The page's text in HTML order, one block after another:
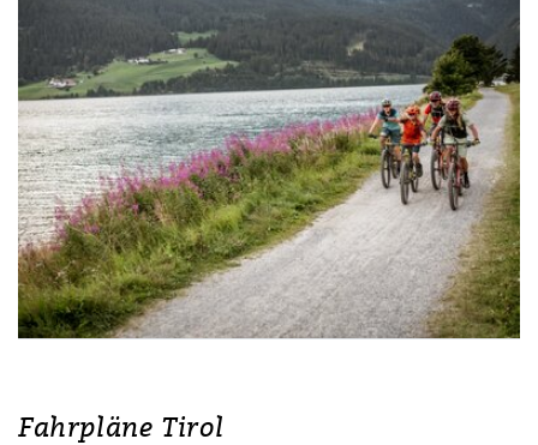
Fahrpläne Tirol